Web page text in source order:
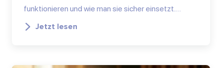
funktionieren und wie man sie sicher einsetzt.…
Jetzt lesen